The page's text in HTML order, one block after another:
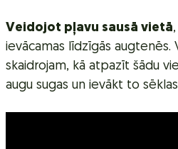
Veidojot pļavu sausā vietā
ievācamas līdzīgās augtenēs.
skaidrojam, kā atpazīt šādu
augu sugas un ievākt to